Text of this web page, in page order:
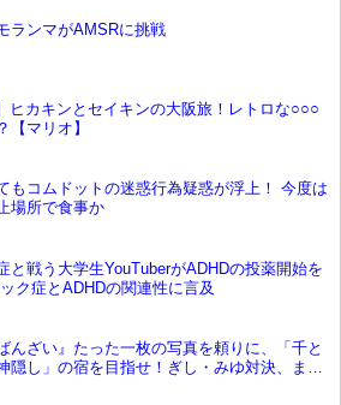
ランマがAMSRに挑戦
ヒカキンとセイキンの大阪旅！レトロな○○○
【マリオ】
もコムドットの迷惑行為疑惑が浮上！ 今度は
場所で食事か
と戦う大学生YouTuberがADHDの投薬開始を
ク症とADHDの関連性に言及
んざい』たった一枚の写真を頼りに、「千と
隠し」の宿を目指せ！ぎし・みゆ対決、まさ